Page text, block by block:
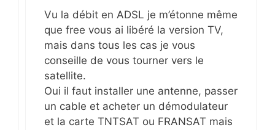
Vu la débit en ADSL je m’étonne même
que free vous ai libéré la version TV,
mais dans tous les cas je vous
conseille de vous tourner vers le
satellite.
Oui il faut installer une antenne, passer
un cable et acheter un démodulateur
et la carte TNTSAT ou FRANSAT mais